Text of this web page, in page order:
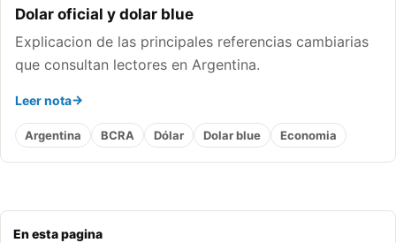
En esta pagina
Dolar oficial y dolar blue
Explicacion de las principales referencias cambiarias
que consultan lectores en Argentina.
Leer nota
Argentina BCRA Dólar Dolar blue Economia